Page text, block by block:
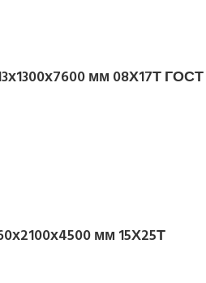
мм 08Х17Т ГОСТ
мм 15Х25Т